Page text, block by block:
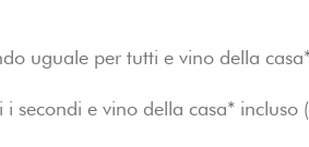
uguale per tutti e vino della
i secondi e vino della casa* incluso